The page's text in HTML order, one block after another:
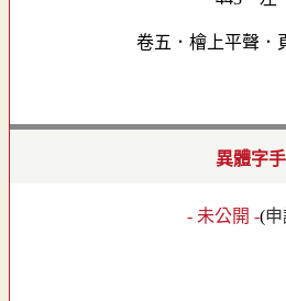
卷五．檜上平聲．
異體字
- 未公開 -(